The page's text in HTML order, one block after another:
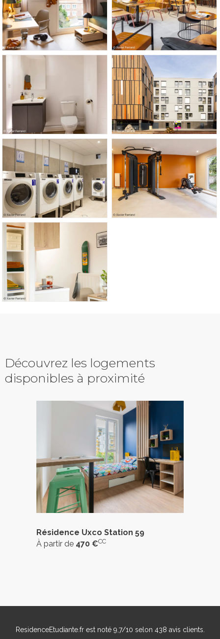
Découvrez les logements
disponibles à proximité
Résidence Uxco Station 59
À partir de 470 €CC
ResidenceEtudiante.frest noté 9,7/10 selon 438 avis clients.